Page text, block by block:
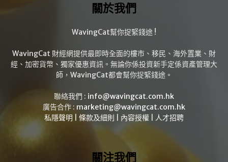
關於我們
WavingCat幫你捉緊錢途 !
WavingCat 財經網提供最即時全面的樓市、移民、海外置業、財
經、加密貨幣、獨家優惠資訊。無論你係投資新手定係資產管理大
師，WavingCat都會幫你捉緊錢途。
聯絡我們 : info@wavingcat.com.hk
廣告合作 : marketing@wavingcat.com.hk
私隱聲明
條款及細則 內容授權 人才招聘
關注我們